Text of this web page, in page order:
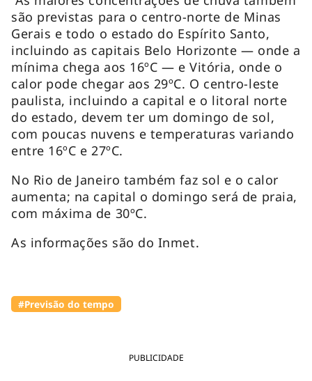
PUBLICIDADE
são previstas para o centro-norte de Minas
Gerais e todo o estado do Espírito Santo,
incluindo as capitais Belo Horizonte — onde a
mínima chega aos 16ºC — e Vitória, onde o
calor pode chegar aos 29ºC. O centro-leste
paulista, incluindo a capital e o litoral norte
do estado, devem ter um domingo de sol,
com poucas nuvens e temperaturas variando
entre 16ºC e 27ºC.
No Rio de Janeiro também faz sol e o calor
aumenta; na capital o domingo será de praia,
com máxima de 30ºC.
As informações são do Inmet.
#Previsão do tempo